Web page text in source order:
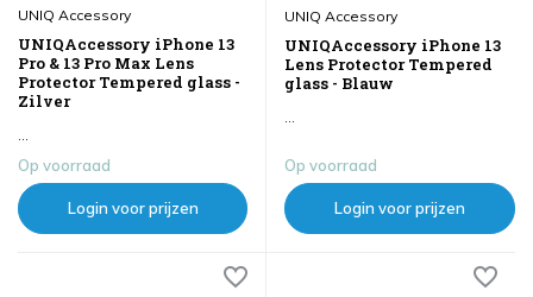
UNIQ Accessory
UNIQAccessory iPhone 13
Pro & 13 Pro Max Lens
Protector Tempered glass -
Zilver
...
Op voorraad
Login voor prijzen
UNIQ Accessory
UNIQAccessory iPhone 13
Lens Protector Tempered
glass - Blauw
...
Op voorraad
Login voor prijzen